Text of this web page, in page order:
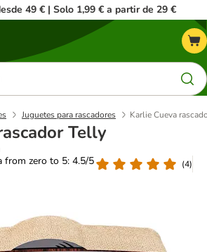
49 € | Solo 1,99 € a partir de 29 €
Juguetes para rascadores Karlie Cueva
Telly
from zero to 5: 4.5/5
(4)